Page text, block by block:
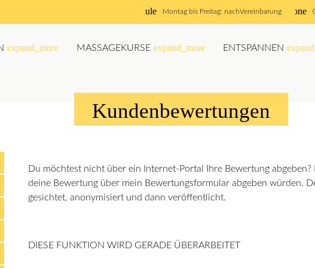
phone
schedule Montag bis Freitag: nachVereinbarung
expand_more MASSAGEKURSE expand_more ENTSPANNEN
Kundenbewertungen
Du möchtest nicht über ein Internet-Portal Ihre Bewertung
deine Bewertung über mein Bewertungsformular abgeben würden.
gesichtet, anonymisiert und dann veröffentlicht.
DIESE FUNKTION WIRD GERADE ÜBERARBEITET